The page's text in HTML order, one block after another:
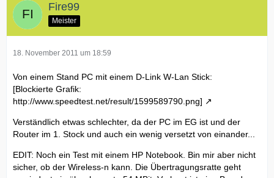
Fire99
Meister
18. November 2011 um 18:59
Von einem Stand PC mit einem D-Link W-Lan Stick:
[Blockierte Grafik:
http://www.speedtest.net/result/1599589790.png]
Verständlich etwas schlechter, da der PC im EG ist und der
Router im 1. Stock und auch ein wenig versetzt von einander...
EDIT: Noch ein Test mit einem HP Notebook. Bin mir aber nicht
sicher, ob der Wireless-n kann. Die Übertragungsratte geht